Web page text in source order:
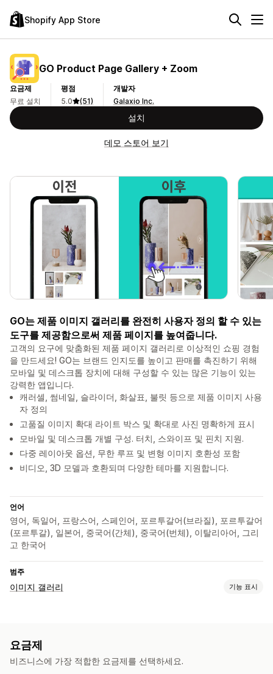
Shopify App Store
GO Product Page Gallery + Zoom
요금제
무료 설치
평점
5.0
(51)
개발자
Galaxio Inc.
설치
데모 스토어 보기
GO는 제품 이미지 갤러리를 완전히 사용자 정의 할 수 있는
도구를 제공함으로써 제품 페이지를 높여줍니다.
고객의 요구에 맞춤화된 제품 페이지 갤러리로 이상적인 쇼핑 경험
을 만드세요! GO는 브랜드 인지도를 높이고 판매를 촉진하기 위해
모바일 및 데스크톱 장치에 대해 구성할 수 있는 많은 기능이 있는
강력한 앱입니다.
캐러셀, 썸네일, 슬라이더, 화살표, 불릿 등으로 제품 이미지 사용
자 정의
고품질 이미지 확대 라이트 박스 및 확대로 사진 명확하게 표시
모바일 및 데스크톱 개별 구성. 터치, 스와이프 및 핀치 지원.
다중 레이아웃 옵션, 무한 루프 및 변형 이미지 호환성 포함
비디오, 3D 모델과 호환되며 다양한 테마를 지원합니다.
언어
영어, 독일어, 프랑스어, 스페인어, 포르투갈어(브라질), 포르투갈어
(포르투갈), 일본어, 중국어(간체), 중국어(번체), 이탈리아어, 그리
고 한국어
범주
이미지 갤러리 기능 표시
맞춤 설정
요금제
비즈니스에 가장 적합한 요금제를 선택하세요.